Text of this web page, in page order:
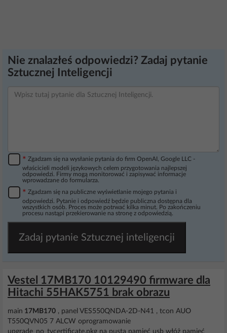
Nie znalazłeś odpowiedzi? Zadaj pytanie
Sztucznej Inteligencji
* Zgadzam się na wysłanie pytania do firm OpenAI, Google LLC -
właścicieli modeli językowych celem przygotowania najlepszej
odpowiedzi. Firmy mogą monitorować i zapisywać informacje
wprowadzane do formularza.
* Zgadzam się na publiczne wyświetlanie mojego pytania i
odpowiedzi. Pytanie i odpowiedź będzie publiczna dostępna dla
wszystkich osób. Proces może potrwać kilka minut. Po zakończeniu
procesu nastąpi przekierowanie na stronę z odpowiedzią.
Zadaj pytanie Sztucznej inteligencji
Vestel 17MB170 10129490 firmware dla
Hitachi 55HAK5751 brak obrazu
main 17MB170 , panel VES550QNDA-2D-N41 , tcon AUO
T550QVN05 7 ALCW oprogramowanie
upgrade_no_tvcertificate.pkg na pustą pamięć usb włóż pamięć